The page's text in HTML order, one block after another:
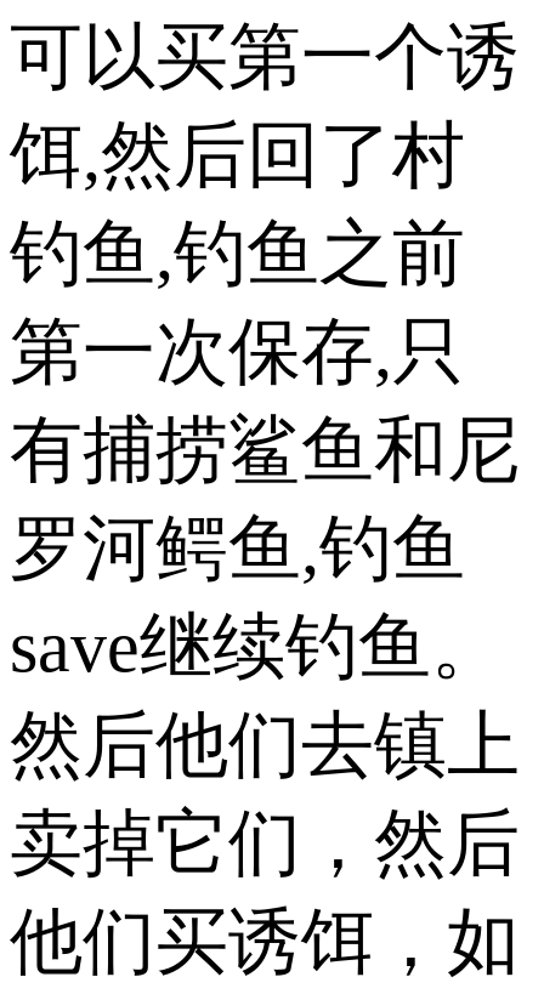
可以买第一个诱
饵,然后回了村
钓鱼,钓鱼之前
第一次保存,只
有捕捞鲨鱼和尼
罗河鳄鱼,钓鱼
save继续钓鱼。
然后他们去镇上
卖掉它们，然后
他们买诱饵，如